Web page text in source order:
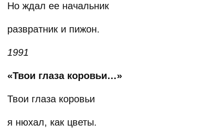
Но ждал ее начальник
развратник и пижон.
1991
«Твои глаза коровьи…»
Твои глаза коровьи
я нюхал, как цветы.